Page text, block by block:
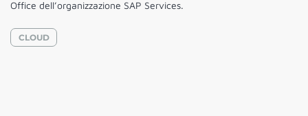
Office dell’organizzazione SAP Services.
CLOUD